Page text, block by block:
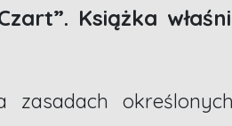
Książka
zasadach